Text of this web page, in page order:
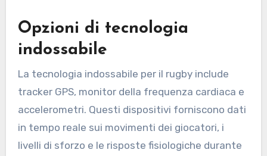
Opzioni di tecnologia
indossabile
La tecnologia indossabile per il rugby include
tracker GPS, monitor della frequenza cardiaca e
accelerometri. Questi dispositivi forniscono dati
in tempo reale sui movimenti dei giocatori, i
livelli di sforzo e le risposte fisiologiche durante